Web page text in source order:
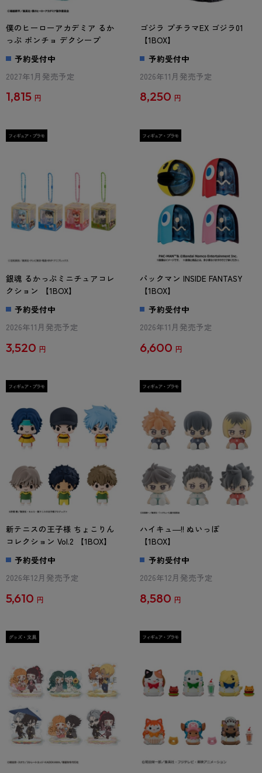
僕のヒーローアカデミア るか
っぷ ポンチョ デクシープ
予約受付中
2027年1月発売予定
1,815 円
ゴジラ プチラマEX ゴジラ01
【1BOX】
予約受付中
2026年11月発売予定
8,250 円
銀魂 るかっぷミニチュアコレ
クション 【1BOX】
予約受付中
2026年11月発売予定
3,520 円
パックマン INSIDE FANTASY
【1BOX】
予約受付中
2026年11月発売予定
6,600 円
新テニスの王子様 ちょこりん
コレクション Vol.2 【1BOX】
予約受付中
2026年12月発売予定
5,610 円
ハイキュ―!! ぬいっぽ
【1BOX】
予約受付中
2026年12月発売予定
8,580 円